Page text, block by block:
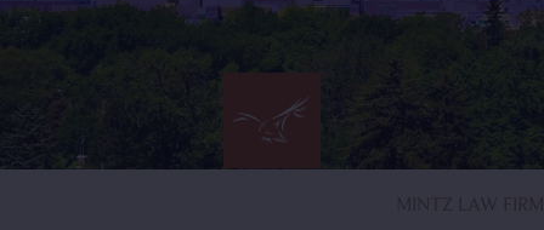
MINTZ LAW FIRM